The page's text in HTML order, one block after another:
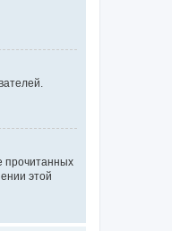
прочитанных
этой